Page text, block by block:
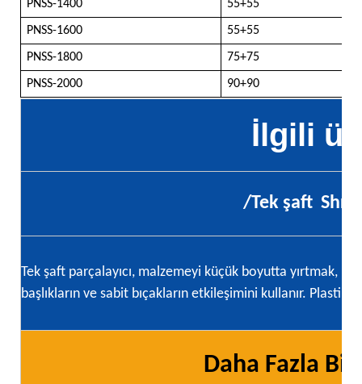
PNSS-1400 55+55
PNSS-1600 55+55
PNSS-1800 75+75
PNSS-2000 90+90
İlgili
/Tek şaft
Tek şaft parçalayıcı, malzemeyi küçük boyutta yırtmak,
başlıkların ve sabit bıçakların etkileşimini kullanır. Plastik,
Daha Fazla